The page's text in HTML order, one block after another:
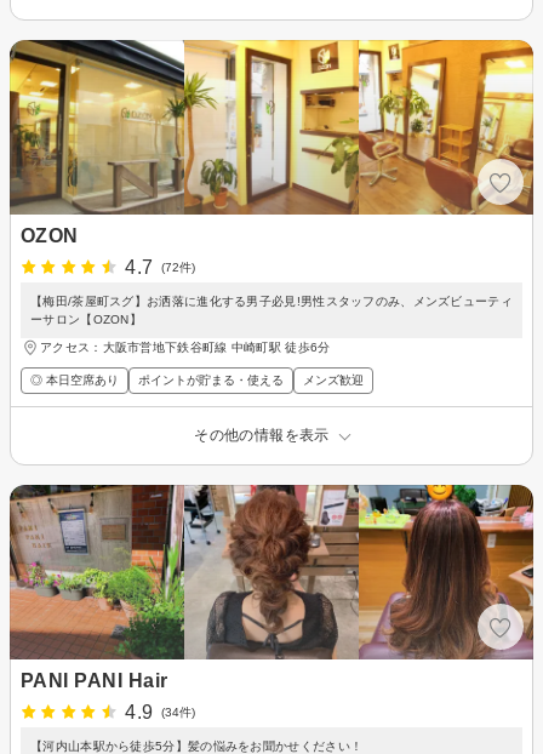
OZON
4.7
(72件)
【梅田/茶屋町スグ】お洒落に進化する男子必見!男性スタッフのみ、メンズビューティ
ーサロン【OZON】
アクセス：大阪市営地下鉄谷町線 中崎町駅 徒歩6分
◎ 本日空席あり ポイントが貯まる・使える メンズ歓迎
その他の情報を表示
PANI PANI Hair
4.9
(34件)
【河内山本駅から徒歩5分】髪の悩みをお聞かせください！